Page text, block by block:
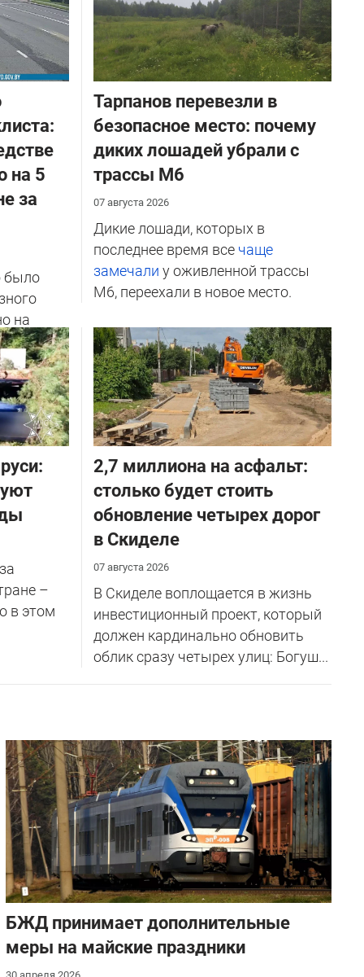
на 5
за
было
на
Тарпанов перевезли в
безопасное место: почему
диких лошадей убрали с
трассы М6
07 августа 2026
Дикие лошади, которых в
последнее время все чаще
замечали у оживленной трассы
М6, переехали в новое место.
–
в этом
2,7 миллиона на асфальт:
столько будет стоить
обновление четырех дорог
в Скиделе
07 августа 2026
В Скиделе воплощается в жизнь
инвестиционный проект, который
должен кардинально обновить
облик сразу четырех улиц: Богуш...
БЖД принимает дополнительные
меры на майские праздники